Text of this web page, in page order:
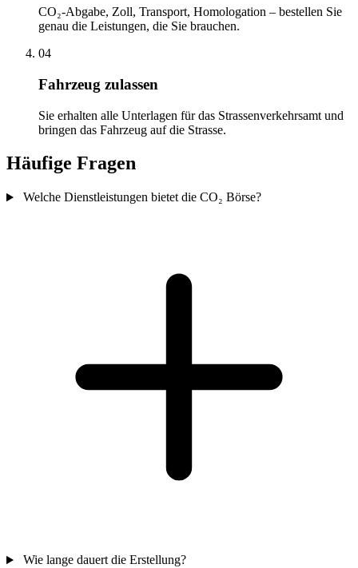
CO₂-Abgabe, Zoll, Transport, Homologation – bestellen Sie
genau die Leistungen, die Sie brauchen.
04
Fahrzeug zulassen
Sie erhalten alle Unterlagen für das Strassenverkehrsamt und
bringen das Fahrzeug auf die Strasse.
Häufige Fragen
Welche Dienstleistungen bietet die CO₂ Börse?
Wie lange dauert die Erstellung?